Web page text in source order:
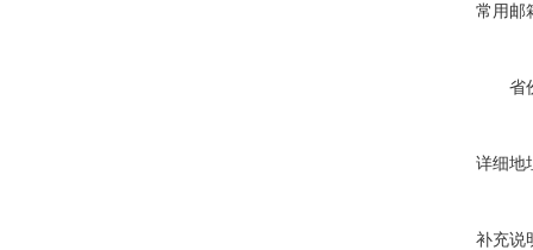
常用邮
省
详细地
补充说